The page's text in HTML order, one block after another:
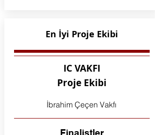
En İyi Proje Ekibi
IC VAKFI
Proje Ekibi
İbrahim Çeçen Vakfı
Finalistler